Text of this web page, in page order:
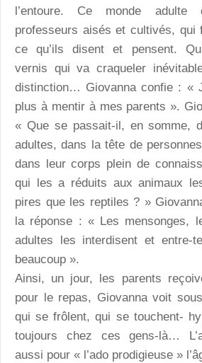
l’entoure. Ce monde
professeurs aisés et cultivés, qui
ce qu’ils disent et pensent.
vernis qui va craqueler
distinction… Giovanna confie : «
plus à mentir à mes parents ».
« Que se passait-il, en somme,
adultes, dans la tête de
dans leur corps plein de
qui les a réduits aux animaux
pires que les reptiles ? »
la réponse : « Les mensonges,
adultes les interdisent et entre-
beaucoup ».
Ainsi, un jour, les parents
pour le repas, Giovanna voit
qui se frôlent, qui se touchent-
toujours chez ces gens-là…
aussi pour « l’ado prodigieuse »